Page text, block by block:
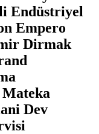
Endüstriyel
Empero
Dirmak
Dev